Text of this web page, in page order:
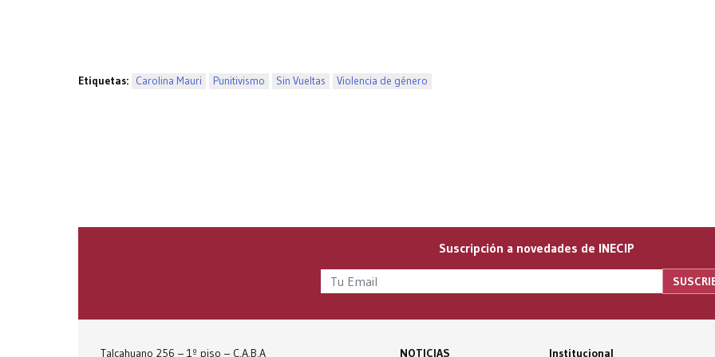
Etiquetas: Carolina Mauri Punitivismo Sin Vueltas Violencia de género
Suscripción a novedades de INECIP
Talcahuano 256 – 1º piso – C.A.B.A NOTICIAS Institucional